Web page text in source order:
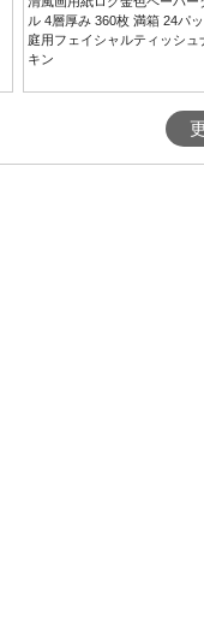
ル 4層厚み 360枚 満箱 24パ
庭用フェイシャルティッシュ
キン